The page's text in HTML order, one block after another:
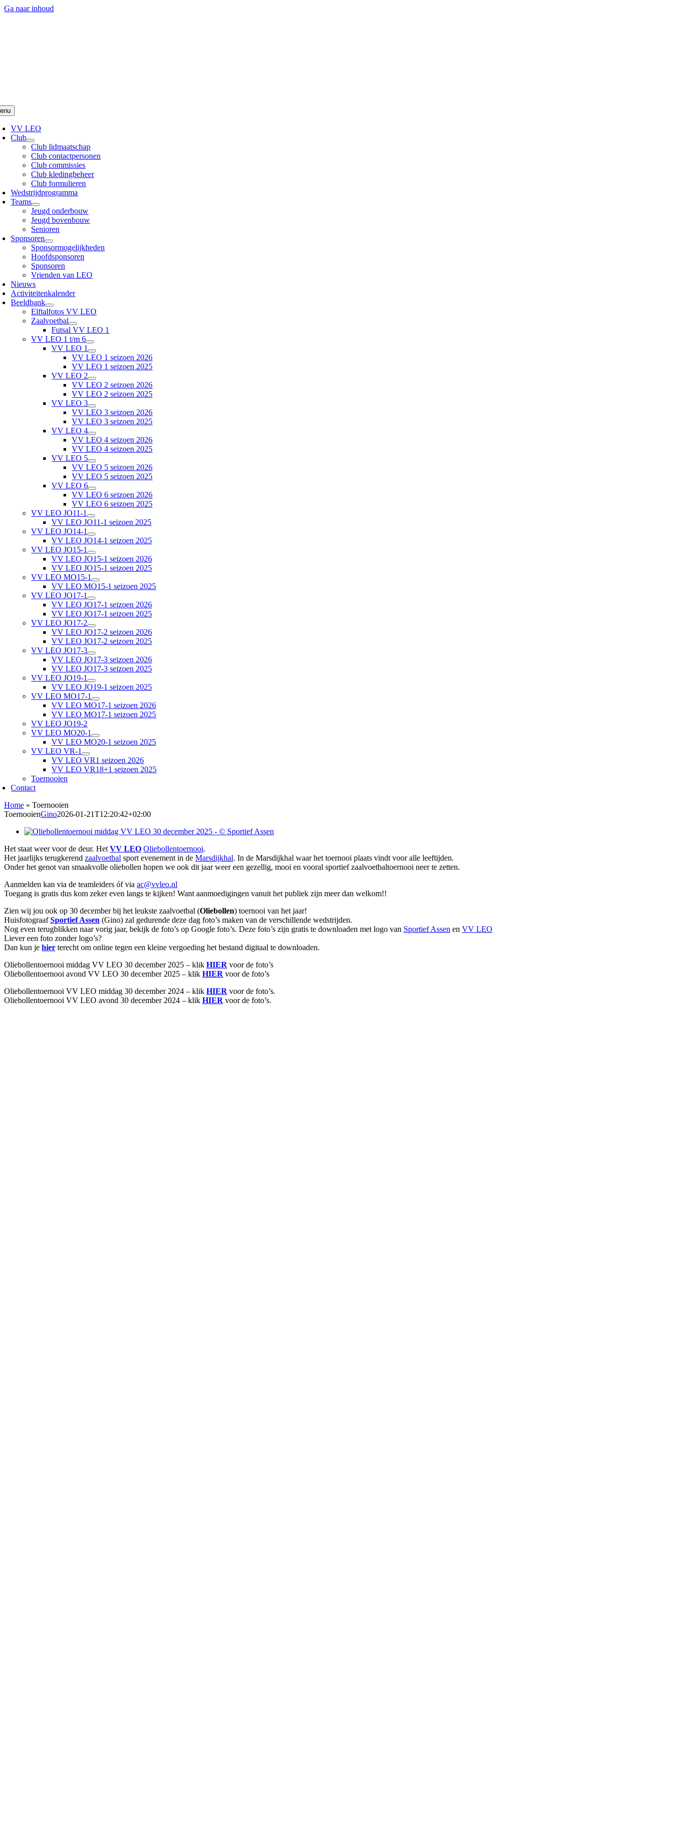
Ga naar inhoud
VV LEO
Club
Club lidmaatschap
Club contactpersonen
Club commissies
Club kledingbeheer
Club formulieren
Wedstrijdprogramma
Teams
Jeugd onderbouw
Jeugd bovenbouw
Senioren
Sponsoren
Sponsormogelijkheden
Hoofdsponsoren
Sponsoren
Vrienden van LEO
Nieuws
Activiteitenkalender
Beeldbank
Elftalfotos VV LEO
Zaalvoetbal
Futsal VV LEO 1
VV LEO 1 t/m 6
VV LEO 1
VV LEO 1 seizoen 2026
VV LEO 1 seizoen 2025
VV LEO 2
VV LEO 2 seizoen 2026
VV LEO 2 seizoen 2025
VV LEO 3
VV LEO 3 seizoen 2026
VV LEO 3 seizoen 2025
VV LEO 4
VV LEO 4 seizoen 2026
VV LEO 4 seizoen 2025
VV LEO 5
VV LEO 5 seizoen 2026
VV LEO 5 seizoen 2025
VV LEO 6
VV LEO 6 seizoen 2026
VV LEO 6 seizoen 2025
VV LEO JO11-1
VV LEO JO11-1 seizoen 2025
VV LEO JO14-1
VV LEO JO14-1 seizoen 2025
VV LEO JO15-1
VV LEO JO15-1 seizoen 2026
VV LEO JO15-1 seizoen 2025
VV LEO MO15-1
VV LEO MO15-1 seizoen 2025
VV LEO JO17-1
VV LEO JO17-1 seizoen 2026
VV LEO JO17-1 seizoen 2025
VV LEO JO17-2
VV LEO JO17-2 seizoen 2026
VV LEO JO17-2 seizoen 2025
VV LEO JO17-3
VV LEO JO17-3 seizoen 2026
VV LEO JO17-3 seizoen 2025
VV LEO JO19-1
VV LEO JO19-1 seizoen 2025
VV LEO MO17-1
VV LEO MO17-1 seizoen 2026
VV LEO MO17-1 seizoen 2025
VV LEO JO19-2
VV LEO MO20-1
VV LEO MO20-1 seizoen 2025
VV LEO VR-1
VV LEO VR1 seizoen 2026
VV LEO VR18+1 seizoen 2025
Toernooien
Contact
Home » Toernooien
ToernooienGino2026-01-21T12:20:42+02:00
Het staat weer voor de deur. Het VV LEO Oliebollentoernooi.
Het jaarlijks terugkerend zaalvoetbal sport evenement in de Marsdijkhal. In de Marsdijkhal waar het toernooi plaats vindt voor alle leeftijden.
Onder het genot van smaakvolle oliebollen hopen we ook dit jaar weer een gezellig, mooi en vooral sportief zaalvoetbaltoernooi neer te zetten.
Aanmelden kan via de teamleiders óf via ac@vvleo.nl
Toegang is gratis dus kom zeker even langs te kijken! Want aanmoedigingen vanuit het publiek zijn meer dan welkom!!
Zien wij jou ook op 30 december bij het leukste zaalvoetbal (Oliebollen) toernooi van het jaar!
HuisfotograafSportief Assen (Gino) zal gedurende deze dag foto’s maken van de verschillende wedstrijden.
Nog even terugblikken naar vorig jaar, bekijk de foto’s op Google foto’s. Deze foto’s zijn gratis te downloaden met logo van Sportief Assen en VV LEO
Liever een foto zonder logo’s?
Dan kun je hier terecht om online tegen een kleine vergoeding het bestand digitaal te downloaden.
Oliebollentoernooi middag VV LEO 30 december 2025 – klik HIER voor de foto’s
Oliebollentoernooi avond VV LEO 30 december 2025 – klik HIER voor de foto’s
Oliebollentoernooi VV LEO middag 30 december 2024 – klik HIER voor de foto’s.
Oliebollentoernooi VV LEO avond 30 december 2024 – klik HIER voor de foto’s.